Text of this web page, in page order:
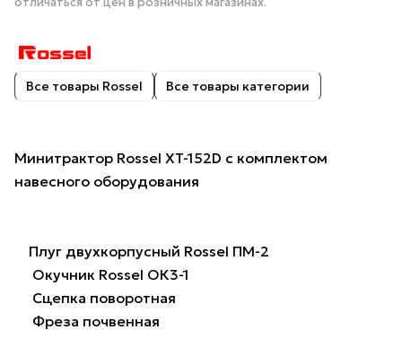
Все товары Rossel Все товары категории
Минитрактор Rossel XT-152D с комплектом
навесного оборудования
Плуг двухкорпусный Rossel ПМ-2
Окучник Rossel ОК3-1
Сцепка поворотная
Фреза почвенная